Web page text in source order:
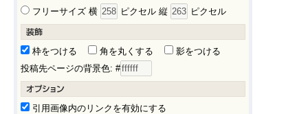
フリーサイズ 横
ピクセル 縦 ピクセル
枠をつける 角を丸くする
影をつける
投稿先ページの背景色: #
引用画像内のリンクを有効にする